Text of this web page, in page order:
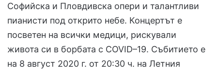
Софийска и Пловдивска опери и талантливи
пианисти под открито небе. Концертът е
посветен на всички медици, рискували
живота си в борбата с COVID–19. Събитието е
на 8 август 2020 г. от 20:30 ч. на Летния